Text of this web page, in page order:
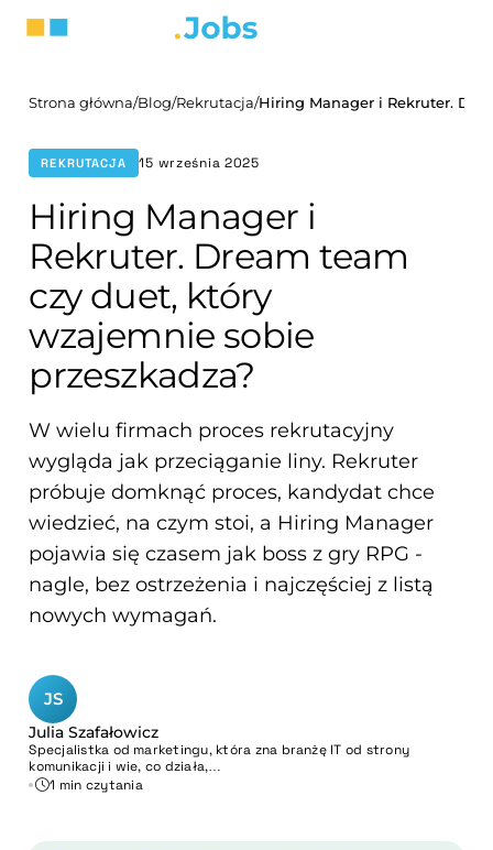
Strona główna/Blog/Rekrutacja/
REKRUTACJA 15 września 2025
Hiring Manager i
Rekruter. Dream team
czy duet, który
wzajemnie sobie
przeszkadza?
W wielu firmach proces rekrutacyjny
wygląda jak przeciąganie liny. Rekruter
próbuje domknąć proces, kandydat chce
wiedzieć, na czym stoi, a Hiring Manager
pojawia się czasem jak boss z gry RPG -
nagle, bez ostrzeżenia i najczęściej z listą
nowych wymagań.
JS
Julia Szafałowicz
Specjalistka od marketingu, która zna branżę IT od strony
komunikacji i wie, co działa,…
1 min czytania